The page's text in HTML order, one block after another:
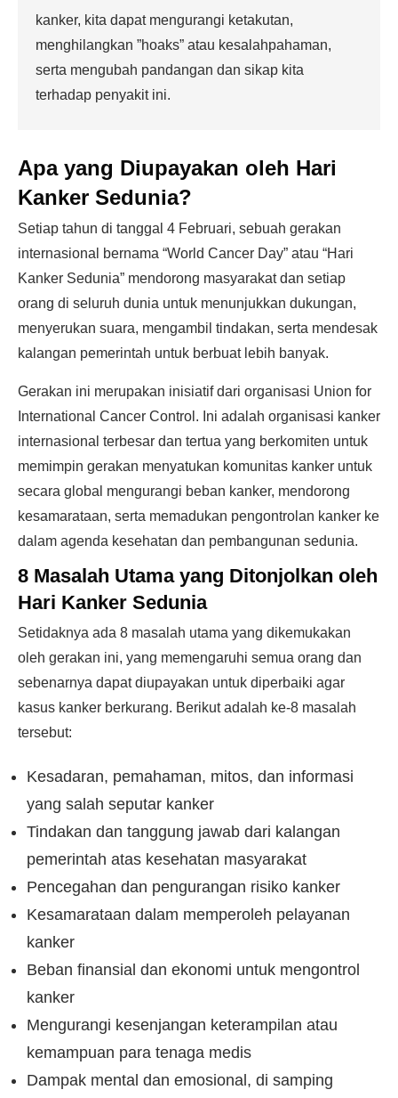
kanker, kita dapat mengurangi ketakutan,
menghilangkan ”hoaks” atau kesalahpahaman,
serta mengubah pandangan dan sikap kita
terhadap penyakit ini.
Apa yang Diupayakan oleh Hari
Kanker Sedunia?
Setiap tahun di tanggal 4 Februari, sebuah gerakan
internasional bernama “World Cancer Day” atau “Hari
Kanker Sedunia” mendorong masyarakat dan setiap
orang di seluruh dunia untuk menunjukkan dukungan,
menyerukan suara, mengambil tindakan, serta mendesak
kalangan pemerintah untuk berbuat lebih banyak.
Gerakan ini merupakan inisiatif dari organisasi Union for
International Cancer Control. Ini adalah organisasi kanker
internasional terbesar dan tertua yang berkomiten untuk
memimpin gerakan menyatukan komunitas kanker untuk
secara global mengurangi beban kanker, mendorong
kesamarataan, serta memadukan pengontrolan kanker ke
dalam agenda kesehatan dan pembangunan sedunia.
8 Masalah Utama yang Ditonjolkan oleh
Hari Kanker Sedunia
Setidaknya ada 8 masalah utama yang dikemukakan
oleh gerakan ini, yang memengaruhi semua orang dan
sebenarnya dapat diupayakan untuk diperbaiki agar
kasus kanker berkurang. Berikut adalah ke-8 masalah
tersebut:
Kesadaran, pemahaman, mitos, dan informasi
yang salah seputar kanker
Tindakan dan tanggung jawab dari kalangan
pemerintah atas kesehatan masyarakat
Pencegahan dan pengurangan risiko kanker
Kesamarataan dalam memperoleh pelayanan
kanker
Beban finansial dan ekonomi untuk mengontrol
kanker
Mengurangi kesenjangan keterampilan atau
kemampuan para tenaga medis
Dampak mental dan emosional, di samping